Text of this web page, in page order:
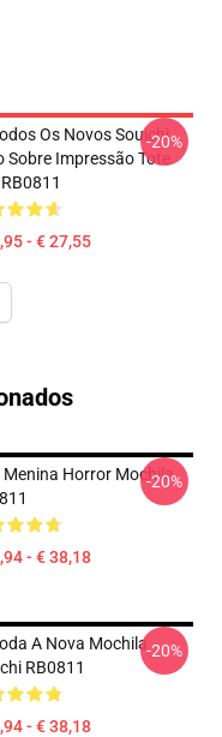
Os Novos Souichi
Sobre Impressão Tote
- € 27,55
-20%
Menina Horror Mochila
- € 38,18
-20%
A Nova Mochila
RB0811
- € 38,18
-20%